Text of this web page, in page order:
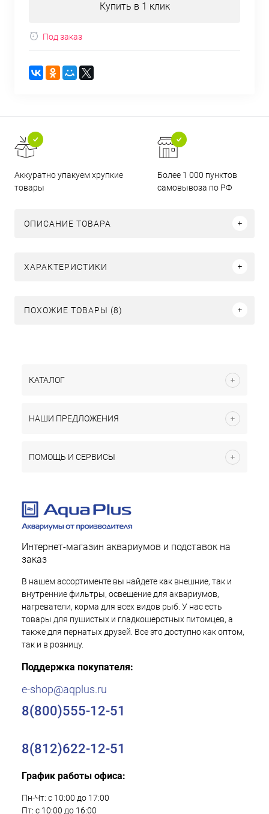
Купить в 1 клик
Под заказ
Аккуратно упакуем хрупкие
товары
Более 1 000 пунктов
самовывоза по РФ
ОПИСАНИЕ ТОВАРА
ХАРАКТЕРИСТИКИ
ПОХОЖИЕ ТОВАРЫ (8)
КАТАЛОГ
НАШИ ПРЕДЛОЖЕНИЯ
ПОМОЩЬ И СЕРВИСЫ
Интернет-магазин аквариумов и подставок на
заказ
В нашем ассортименте вы найдете как внешние, так и
внутренние фильтры, освещение для аквариумов,
нагреватели, корма для всех видов рыб. У нас есть
товары для пушистых и гладкошерстных питомцев, а
также для пернатых друзей. Все это доступно как оптом,
так и в розницу.
Поддержка покупателя:
e-shop@aqplus.ru
8(800)555-12-51
8(812)622-12-51
График работы офиса:
Пн-Чт: с 10:00 до 17:00
Пт: с 10:00 до 16:00